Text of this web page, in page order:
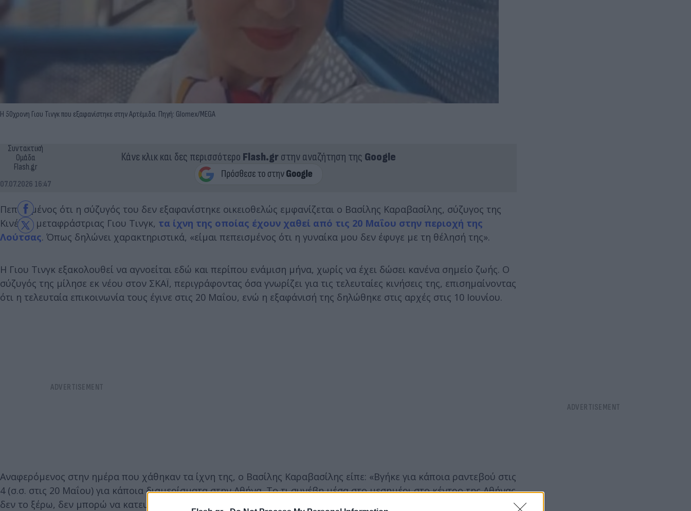
Η 50χρονη Γιου Τινγκ που εξαφανίστηκε στην Αρτέμιδα. Πηγή: Glomex/MEGA
Συντακτική
Ομάδα
Flash.gr
07.07.2026 16:47
Κάνε κλικ και δες περισσότερο Flash.grστην αναζήτηση της Google
Πεπεισμένος ότι η σύζυγός του δεν εξαφανίστηκε οικειοθελώς εμφανίζεται ο Βασίλης Καραβασίλης, σύζυγος της
Κινέζας μεταφράστριας Γιου Τινγκ, τα ίχνη της οποίας έχουν χαθεί από τις 20 Μαΐου στην περιοχή της
Λούτσας. Όπως δηλώνει χαρακτηριστικά, «είμαι πεπεισμένος ότι η γυναίκα μου δεν έφυγε με τη θέλησή της».
Η Γιου Τινγκ εξακολουθεί να αγνοείται εδώ και περίπου ενάμιση μήνα, χωρίς να έχει δώσει κανένα σημείο ζωής. Ο
σύζυγός της μίλησε εκ νέου στον ΣΚΑΪ, περιγράφοντας όσα γνωρίζει για τις τελευταίες κινήσεις της, επισημαίνοντας
ότι η τελευταία επικοινωνία τους έγινε στις 20 Μαΐου, ενώ η εξαφάνισή της δηλώθηκε στις αρχές στις 10 Ιουνίου.
Αναφερόμενος στην ημέρα που χάθηκαν τα ίχνη της, ο Βασίλης Καραβασίλης είπε: «Βγήκε για κάποια ραντεβού στις
4 (σ.σ. στις 20 Μαΐου) για κάποια διαμερίσματα στην Αθήνα. Το τι συνέβη μέσα στο μεσημέρι στο κέντρο της Αθήνας
δεν το ξέρω, δεν μπορώ να κατευθύνω κάπου τις αρχές. Το διαβατήριο το είχε μαζί της, συνήθως είχε φωτοτυπία